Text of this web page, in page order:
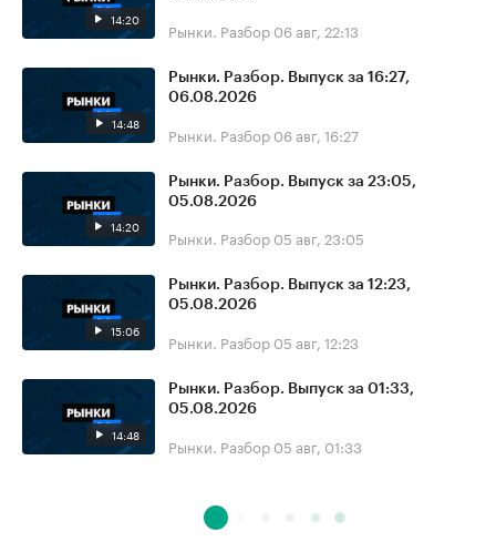
14:20 Рынки. Разбор 06 авг, 22:13
14:48
Рынки. Разбор. Выпуск за 16:27,
06.08.2026
Рынки. Разбор 06 авг, 16:27
14:20
Рынки. Разбор. Выпуск за 23:05,
05.08.2026
Рынки. Разбор 05 авг, 23:05
15:06
Рынки. Разбор. Выпуск за 12:23,
05.08.2026
Рынки. Разбор 05 авг, 12:23
14:48
Рынки. Разбор. Выпуск за 01:33,
05.08.2026
Рынки. Разбор 05 авг, 01:33